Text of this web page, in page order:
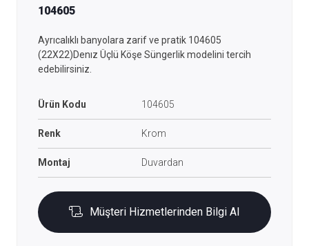
104605
Ayrıcalıklı banyolara zarif ve pratik 104605
(22X22)Denız Üçlü Köşe Süngerlik modelini tercih
edebilirsiniz.
Ürün Kodu 104605
Renk Krom
Montaj Duvardan
Müşteri Hizmetlerinden Bilgi Al